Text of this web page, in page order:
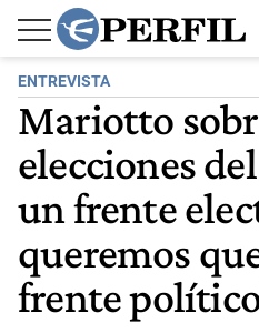
ENTREVISTA
Mariotto
elecciones
un frente
queremos
frente